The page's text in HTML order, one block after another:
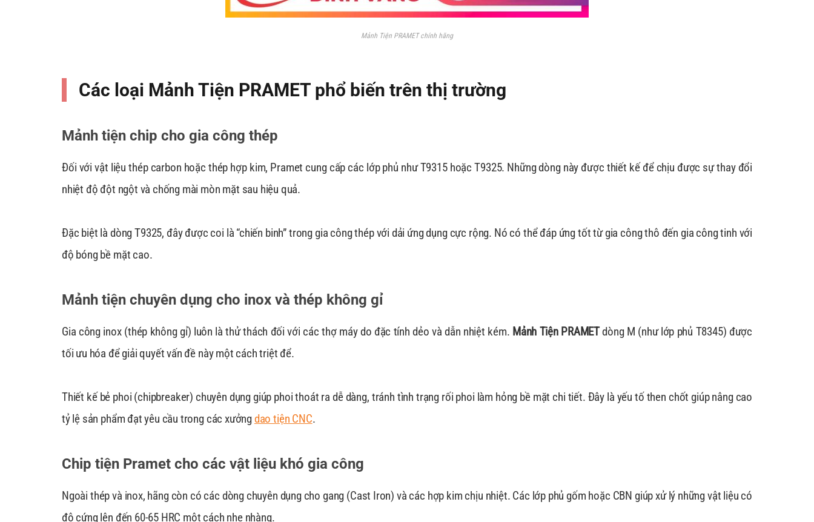
Mảnh Tiện PRAMET chính hãng
Các loại Mảnh Tiện PRAMET phổ biến trên thị trường
Mảnh tiện chip cho gia công thép
Đối với vật liệu thép carbon hoặc thép hợp kim, Pramet cung cấp các lớp phủ như T9315 hoặc T9325. Những dòng này được thiết kế để chịu được sự thay đổi
nhiệt độ đột ngột và chống mài mòn mặt sau hiệu quả.
Đặc biệt là dòng T9325, đây được coi là “chiến binh” trong gia công thép với dải ứng dụng cực rộng. Nó có thể đáp ứng tốt từ gia công thô đến gia công tinh với
độ bóng bề mặt cao.
Mảnh tiện chuyên dụng cho inox và thép không gỉ
Gia công inox (thép không gỉ) luôn là thử thách đối với các thợ máy do đặc tính dẻo và dẫn nhiệt kém. Mảnh Tiện PRAMETdòng M (như lớp phủ T8345) được
tối ưu hóa để giải quyết vấn đề này một cách triệt để.
Thiết kế bẻ phoi (chipbreaker) chuyên dụng giúp phoi thoát ra dễ dàng, tránh tình trạng rối phoi làm hỏng bề mặt chi tiết. Đây là yếu tố then chốt giúp nâng cao
tỷ lệ sản phẩm đạt yêu cầu trong các xưởngdao tiện CNC.
Chip tiện Pramet cho các vật liệu khó gia công
Ngoài thép và inox, hãng còn có các dòng chuyên dụng cho gang (Cast Iron) và các hợp kim chịu nhiệt. Các lớp phủ gốm hoặc CBN giúp xử lý những vật liệu có
độ cứng lên đến 60-65 HRC một cách nhẹ nhàng.